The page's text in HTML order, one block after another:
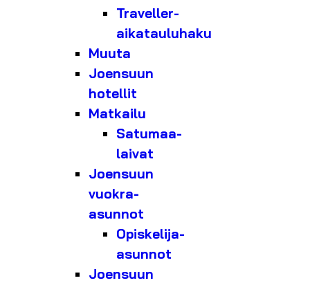
Traveller-
aikatauluhaku
Muuta
Joensuun
hotellit
Matkailu
Satumaa-
laivat
Joensuun
vuokra-
asunnot
Opiskelija-
asunnot
Joensuun